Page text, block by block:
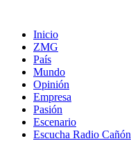
Inicio
ZMG
País
Mundo
Opinión
Empresa
Pasión
Escenario
Escucha Radio Cañón